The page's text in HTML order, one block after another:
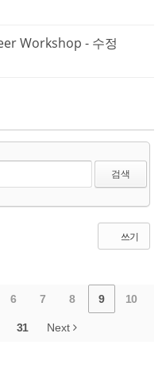
Workshop - 수정
검색
쓰기
6 7 8 9 10
31 Next